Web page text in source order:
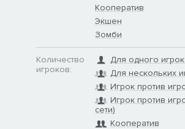
Кооператив
Экшен
Зомби
Количество
игроков:
Для одного
Для нескольких
Игрок против
Игрок против
сети)
Кооператив